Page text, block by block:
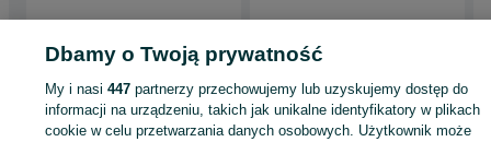
Strona główna Rolnictwo Części do maszyn rolniczych
Części do maszyn
rolniczych - Mazowieckie
Części do maszyn rolniczych - Pruszków
Dbamy o Twoją prywatność
My i nasi447 partnerzy przechowujemy lub uzyskujemy dostęp do
informacji na urządzeniu, takich jak unikalne identyfikatory w plikach
cookie w celu przetwarzania danych osobowych. Użytkownik może